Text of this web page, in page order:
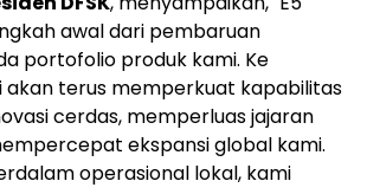
awal dari pembaruan
portofolio produk kami. Ke
akan terus memperkuat kapabilitas
cerdas, memperluas jajaran
ekspansi global kami.
operasional lokal, kami